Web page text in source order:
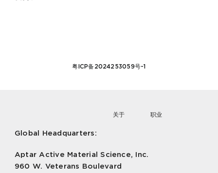
粤ICP备2024253059号-1
关于 职业
Global Headquarters:
Aptar Active Material Science, Inc.
960 W. Veterans Boulevard